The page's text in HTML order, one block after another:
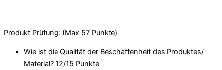
Produkt Prüfung: (Max 57 Punkte)
Wie ist die Qualität der Beschaffenheit des Produktes/
Material? 12/15 Punkte